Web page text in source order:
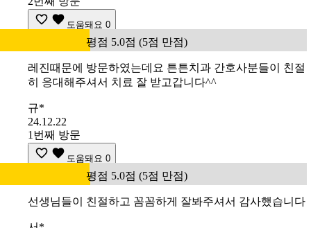
도움돼요 0
평점 5.0점 (5점 만점)
레진때문에 방문하였는데요 튼튼치과 간호사분들이 친절
히 응대해주셔서 치료 잘 받고갑니다^^
규*
24.12.22
1번째 방문
도움돼요 0
평점 5.0점 (5점 만점)
선생님들이 친절하고 꼼꼼하게 잘봐주셔서 감사했습니다